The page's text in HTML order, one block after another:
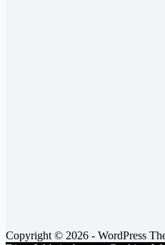
Copyright © 2026 - WordPress